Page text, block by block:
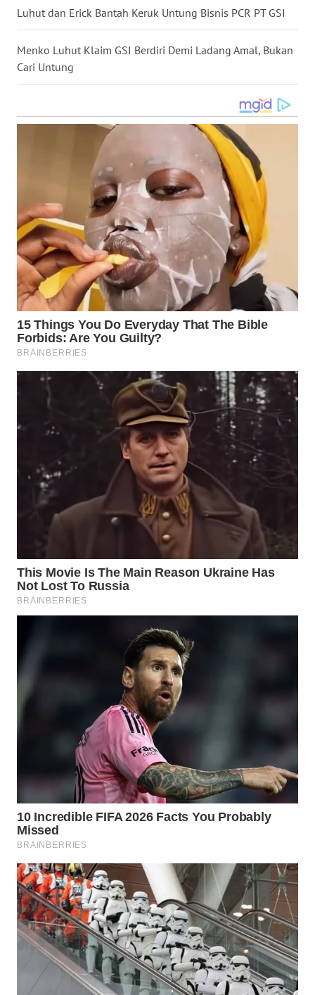
Luhut dan Erick Bantah Keruk Untung Bisnis PCR PT GSI
Menko Luhut Klaim GSI Berdiri Demi Ladang Amal, Bukan
Cari Untung
WN
NUSANTARA
WN
JOGJA
WN
WN
KALBAR
WN
KALTENG
WN
KALTARA
WN
KALSEL
WN
WN
SULSEL
WN
SULUT
DANAU
TOBA
WN
NIAS
WN
LANGKAT
TAPANULI